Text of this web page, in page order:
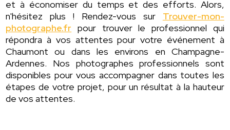
et à économiser du temps et des efforts. Alors,
n'hésitez plus ! Rendez-vous sur Trouver-mon-
photographe.fr pour trouver le professionnel qui
répondra à vos attentes pour votre événement à
Chaumont ou dans les environs en Champagne-
Ardennes. Nos photographes professionnels sont
disponibles pour vous accompagner dans toutes les
étapes de votre projet, pour un résultat à la hauteur
de vos attentes.